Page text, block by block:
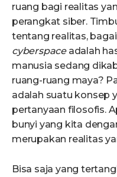
ruang bagi realitas
perangkat siber.
tentang realitas,
cyberspaceadalah
manusia sedang
ruang-ruang maya?
adalah suatu konsep
pertanyaan filosofis.
bunyi yang kita
merupakan realitas
Bisa saja yang